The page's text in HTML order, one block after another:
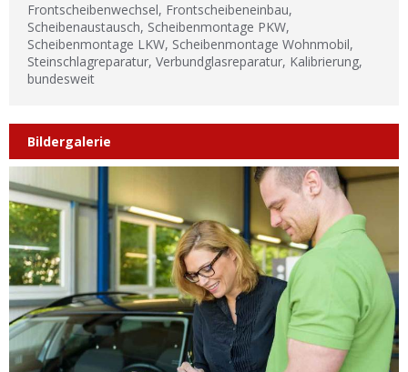
Frontscheibenwechsel, Frontscheibeneinbau,
Scheibenaustausch, Scheibenmontage PKW,
Scheibenmontage LKW, Scheibenmontage Wohnmobil,
Steinschlagreparatur, Verbundglasreparatur, Kalibrierung,
bundesweit
Bildergalerie